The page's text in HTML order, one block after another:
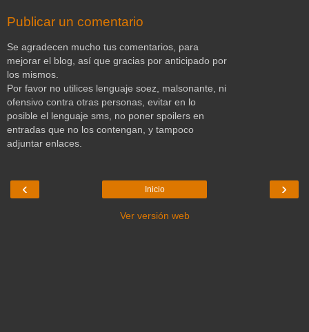
Publicar un comentario
Se agradecen mucho tus comentarios, para
mejorar el blog, así que gracias por anticipado por
los mismos.
Por favor no utilices lenguaje soez, malsonante, ni
ofensivo contra otras personas, evitar en lo
posible el lenguaje sms, no poner spoilers en
entradas que no los contengan, y tampoco
adjuntar enlaces.
‹ ›
Inicio
Ver versión web